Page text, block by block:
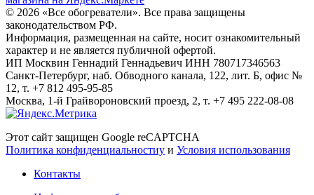
© 2026 «Все обогреватели». Все права защищены
законодательством РФ.
Информация, размещенная на сайте, носит ознакомительный
характер и не является публичной офертой.
ИП Москвин Геннадий Геннадьевич ИНН 780717346563
Санкт-Петербург, наб. Обводного канала, 122, лит. Б, офис №
12, т. +7 812 495-95-85
Москва, 1-й Грайвороновский проезд, 2, т. +7 495 222-08-08
Этот сайт защищен Google reCAPTCHA
Политика конфиденциальностиy и Условия использования
Контакты